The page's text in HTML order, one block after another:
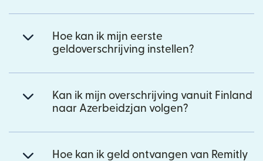
Hoe kan ik mijn eerste
geldoverschrijving instellen?
Kan ik mijn overschrijving vanuit Finland
naar Azerbeidzjan volgen?
Hoe kan ik geld ontvangen van Remitly